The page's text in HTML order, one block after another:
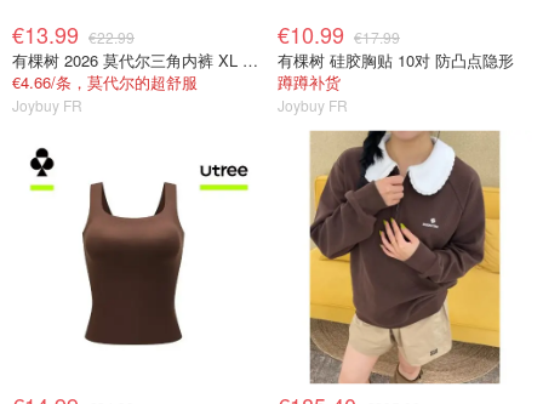
€13.99 €22.99
有棵树 2026 莫代尔三角内裤 XL 女士抗菌
€4.66/条，莫代尔的超舒服
Joybuy FR
€10.99 €17.99
有棵树 硅胶胸贴 10对 防凸点隐形
蹲蹲补货
Joybuy FR